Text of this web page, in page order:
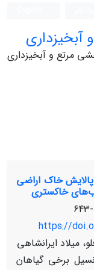
مرتع و آبخیزداری
خاک اراضی
آب‌های خاکستری
https://
میلاد ایرانشاهی
برخی گیاهان